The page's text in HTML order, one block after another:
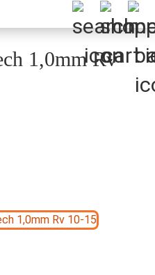
1,0mm Rv